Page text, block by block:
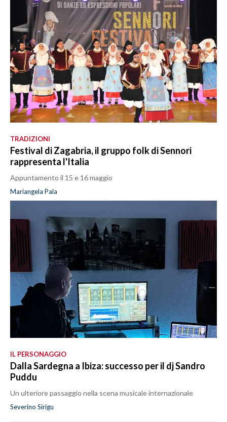
TRADIZIONI
Festival di Zagabria, il gruppo folk di Sennori
rappresenta l'Italia
Appuntamento il 15 e 16 maggio
Mariangela Pala
IL PERSONAGGIO
Dalla Sardegna a Ibiza: successo per il dj Sandro
Puddu
Un ulteriore passaggio nella scena musicale internazionale
Severino Sirigu